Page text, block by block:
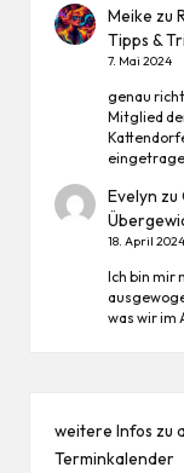
Meike zu
Tipps &
7. Mai 2024
genau
Mitglied
Evelyn zu
18. April 2024
Ich bin mir
was wir im
weitere Infos zu
Terminkalender